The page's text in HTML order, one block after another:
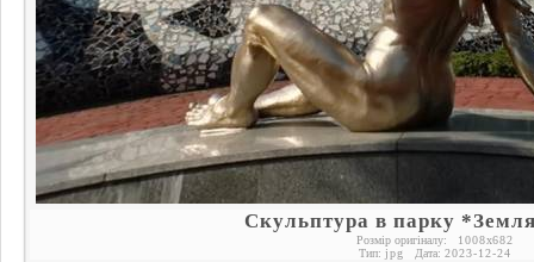
Скульптура в парку
Розмір оригіналу: 1008x682
Тип: jpg Дата: 2023-12-24